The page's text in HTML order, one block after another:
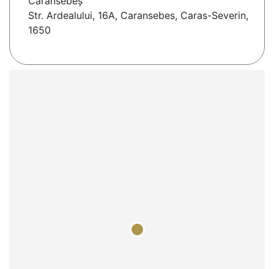
Str. Ardealului, 16A, Caransebes, Caras-Severin,
1650